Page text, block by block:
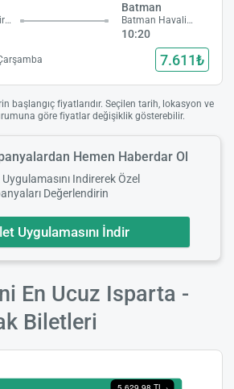
Isparta Süleyman Demirel Havalimanı
Batman
Batman Havalimanı
10:20
7.611₺
başlangıç fiyatlarıdır. Seçilen tarih, lokasyon ve
göre fiyatlar değişiklik gösterebilir.
Hemen Haberdar Ol
Indirerek Özel
Değerlendirin
Uygulamasını İndir
En Ucuz Isparta -
Biletleri